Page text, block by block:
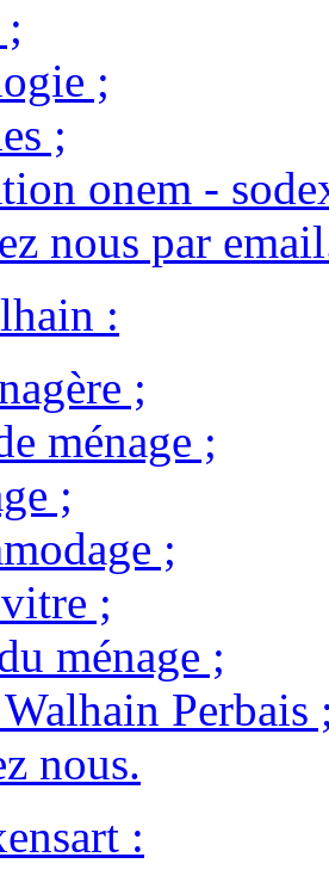
;
;
;
onem -
nous par email
:
;
ménage ;
;
;
;
ménage ;
Perbais
nous.
: